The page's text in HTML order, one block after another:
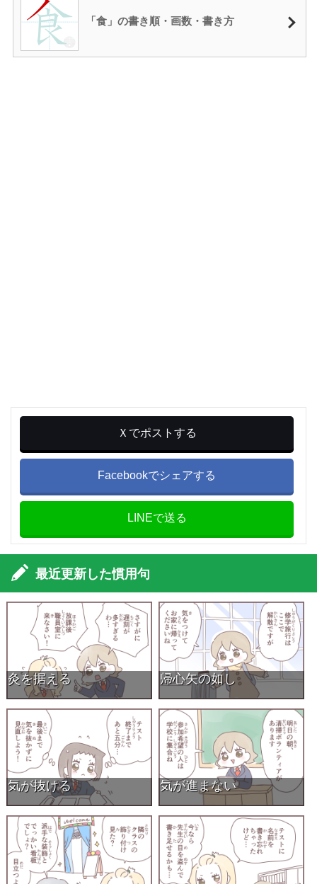
「食」の書き順・画数・書き方
Ｘでポストする
Facebookでシェアする
LINEで送る
最近更新した慣用句
灸を据える 帰心矢の如し
気が抜ける 気が進まない